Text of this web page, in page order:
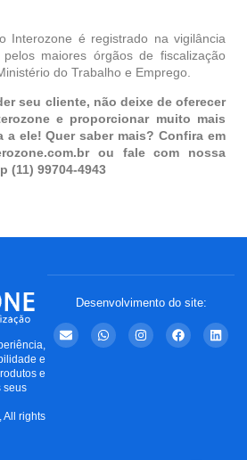
Interozone é registrado na vigilância
maiores órgãos de fiscalização
do Trabalho e Emprego.
seu cliente, não deixe de oferecer
e proporcionar muito mais
a ele! Quer saber mais? Confira em
ou fale com nossa
(11) 99704-4943
e
e
seus
All rights
Desenvolvimento do site: